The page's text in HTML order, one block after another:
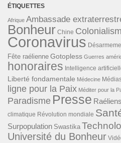
ÉTIQUETTES
Afrique Ambassade
Bonheur Chine
Coronavirus
Fête raélienne Gotopless Guerres
honoraires Intelligence
Liberté fondamentale Médecine
ligne pour la Paix Méditer pour la
Paradisme Presse Raéliens
climatique Révolution mondiale
Surpopulation Swastika
Université du Bonheur